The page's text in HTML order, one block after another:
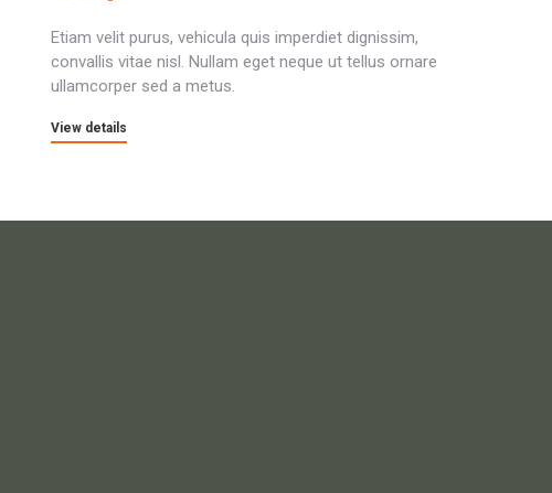
Etiam velit purus, vehicula quis imperdiet dignissim,
convallis vitae nisl. Nullam eget neque ut tellus ornare
ullamcorper sed a metus.
View details